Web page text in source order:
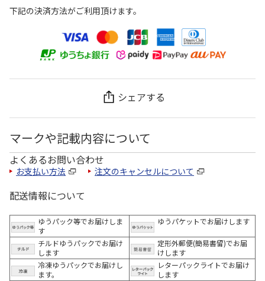
下記の決済方法がご利用頂けます。
シェアする
マークや記載内容について
よくあるお問い合わせ
お支払い方法 注文のキャンセルについて
配送情報について
ゆうパック等でお届けしま
す
ゆうパケットでお届けします
チルドゆうパックでお届け
します
定形外郵便(簡易書留)でお届
けします
冷凍ゆうパックでお届けし
ます。
レターパックライトでお届け
します